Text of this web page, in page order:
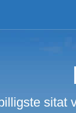
sitat